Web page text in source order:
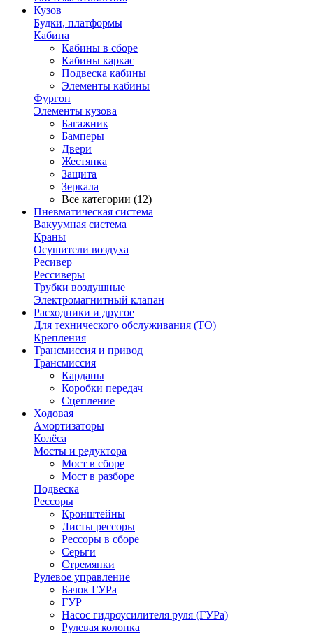
Кузов
Будки, платформы
Кабина
Кабины в сборе
Кабины каркас
Подвеска кабины
Элементы кабины
Фургон
Элементы кузова
Багажник
Бамперы
Двери
Жестянка
Защита
Зеркала
Все категории (12)
Пневматическая система
Вакуумная система
Краны
Осушители воздуха
Ресивер
Рессиверы
Трубки воздушные
Электромагнитный клапан
Расходники и другое
Для технического обслуживания (ТО)
Крепления
Трансмиссия и привод
Трансмиссия
Карданы
Коробки передач
Сцепление
Ходовая
Амортизаторы
Колёса
Мосты и редуктора
Мост в сборе
Мост в разборе
Подвеска
Рессоры
Кронштейны
Листы рессоры
Рессоры в сборе
Серьги
Стремянки
Рулевое управление
Бачок ГУРа
ГУР
Насос гидроусилителя руля (ГУРа)
Рулевая колонка